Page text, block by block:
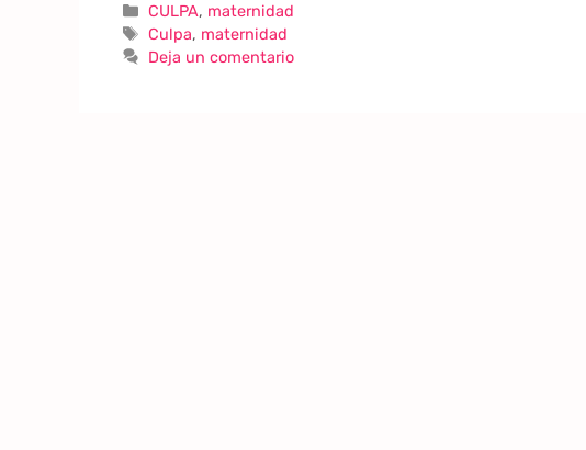
CULPA, maternidad
Culpa, maternidad
Deja un comentario